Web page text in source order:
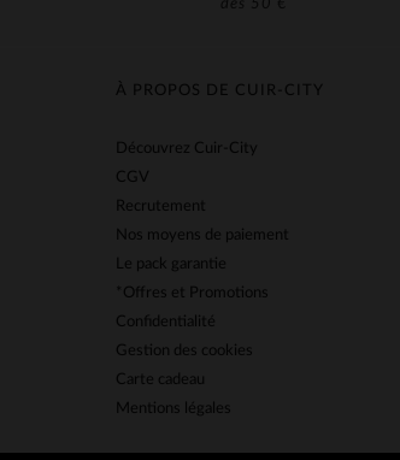
dès 50 €
À PROPOS DE CUIR-CITY
Découvrez Cuir-City
CGV
Recrutement
Nos moyens de paiement
Le pack garantie
*Offres et Promotions
Confidentialité
Gestion des cookies
Carte cadeau
Mentions légales